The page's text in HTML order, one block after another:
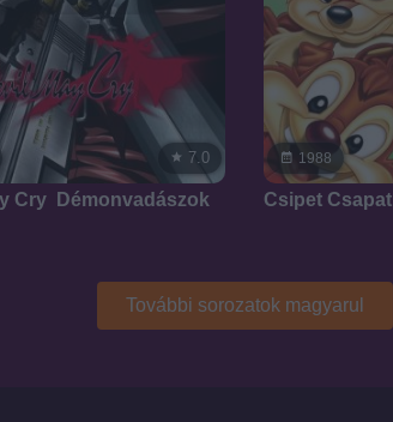
7.0
Cry  Démonvadászok
1988
Csipet Csapat
További sorozatok magyarul